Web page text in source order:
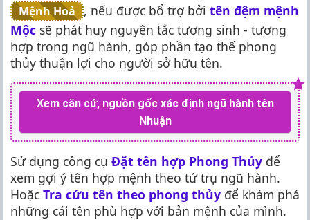
Mệnh Hoả , nếu được bổ trợ bởi tên đệm mệnh
Mộc sẽ phát huy nguyên tắc tương sinh - tương
hợp trong ngũ hành, góp phần tạo thế phong
thủy thuận lợi cho người sở hữu tên.
Xem căn cứ, nguồn gốc xác định ngũ hành tên
Nhuận
Sử dụng công cụ Đặt tên hợp Phong Thủy để
xem gợi ý tên hợp mệnh theo tứ trụ ngũ hành.
Hoặc Tra cứu tên theo phong thủy để khám phá
những cái tên phù hợp với bản mệnh của mình.